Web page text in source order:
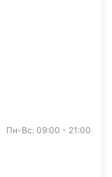
Пн-Вс: 09:00 - 21:00